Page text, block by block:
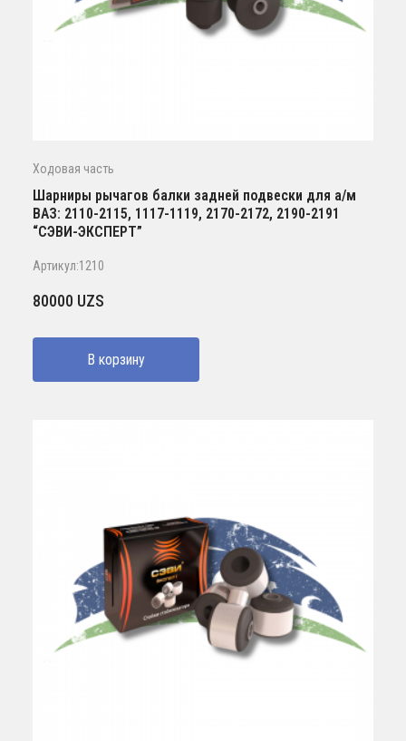
Ходовая часть
Шарниры рычагов балки задней подвески для а/м
ВАЗ: 2110-2115, 1117-1119, 2170-2172, 2190-2191
“СЭВИ-ЭКСПЕРТ”
Артикул:1210
80000 UZS
В корзину